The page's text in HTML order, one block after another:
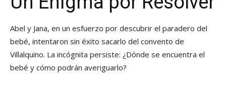
Abel y Jana, en un esfuerzo por descubrir el paradero del
bebé, intentaron sin éxito sacarlo del convento de
Villalquino. La incógnita persiste: ¿Dónde se encuentra el
bebé y cómo podrán averiguarlo?